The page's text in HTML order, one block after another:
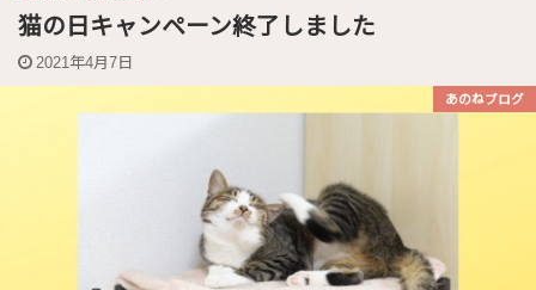
猫の日キャンペーン終了しました
2021年4月7日
あのねブログ